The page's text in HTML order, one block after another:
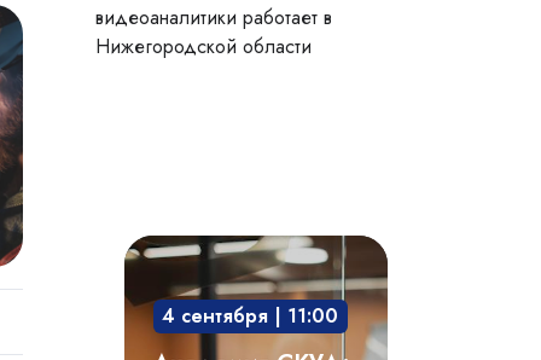
видеоаналитики работает в
Нижегородской области
Академия
СКУД:
мобильный
доступ,
4 сентября | 11:00